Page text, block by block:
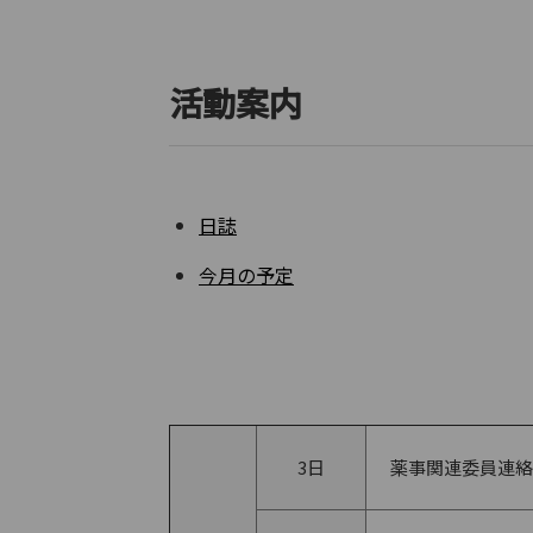
活動案内
日誌
今月の予定
3日 薬事関連委員連